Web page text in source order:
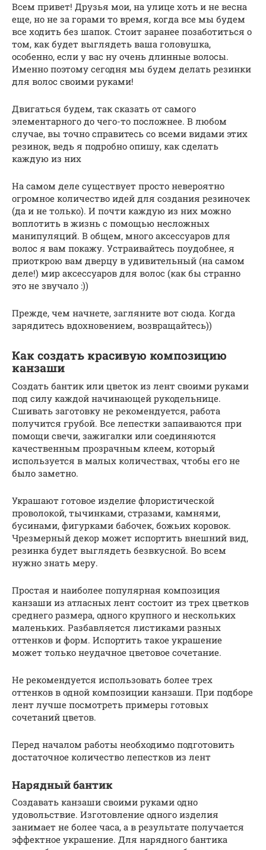
Всем привет! Друзья мои, на улице хоть и не весна
еще, но не за горами то время, когда все мы будем
все ходить без шапок. Стоит заранее позаботиться о
том, как будет выглядеть ваша головушка,
особенно, если у вас ну очень длинные волосы.
Именно поэтому сегодня мы будем делать резинки
для волос своими руками!
Двигаться будем, так сказать от самого
элементарного до чего-то посложнее. В любом
случае, вы точно справитесь со всеми видами этих
резинок, ведь я подробно опишу, как сделать
каждую из них
На самом деле существует просто невероятно
огромное количество идей для создания резиночек
(да и не только). И почти каждую из них можно
воплотить в жизнь с помощью несложных
манипуляций. В общем, много аксессуаров для
волос я вам покажу. Устраивайтесь поудобнее, я
приоткрою вам дверцу в удивительный (на самом
деле!) мир аксессуаров для волос (как бы странно
это не звучало :))
Прежде, чем начнете, загляните вот сюда. Когда
зарядитесь вдохновением, возвращайтесь))
Как создать красивую композицию
канзаши
Создать бантик или цветок из лент своими руками
под силу каждой начинающей рукодельнице.
Сшивать заготовку не рекомендуется, работа
получится грубой. Все лепестки запаиваются при
помощи свечи, зажигалки или соединяются
качественным прозрачным клеем, который
используется в малых количествах, чтобы его не
было заметно.
Украшают готовое изделие флористической
проволокой, тычинками, стразами, камнями,
бусинами, фигурками бабочек, божьих коровок.
Чрезмерный декор может испортить внешний вид,
резинка будет выглядеть безвкусной. Во всем
нужно знать меру.
Простая и наиболее популярная композиция
канзаши из атласных лент состоит из трех цветков
среднего размера, одного крупного и нескольких
маленьких. Разбавляется листиками разных
оттенков и форм. Испортить такое украшение
может только неудачное цветовое сочетание.
Не рекомендуется использовать более трех
оттенков в одной композиции канзаши. При подборе
лент лучше посмотреть примеры готовых
сочетаний цветов.
Перед началом работы необходимо подготовить
достаточное количество лепестков из лент
Нарядный бантик
Создавать канзаши своими руками одно
удовольствие. Изготовление одного изделия
занимает не более часа, а в результате получается
эффектное украшение. Для нарядного бантика